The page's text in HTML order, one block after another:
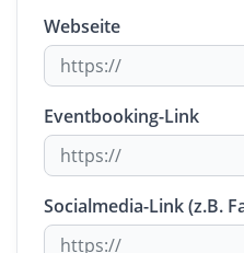
Webseite
Eventbooking-Link
Socialmedia-Link (z.B.